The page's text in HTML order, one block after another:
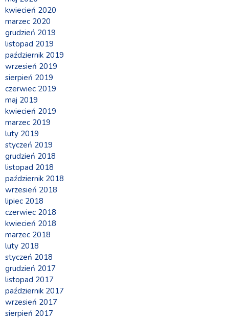
kwiecień 2020
marzec 2020
grudzień 2019
listopad 2019
październik 2019
wrzesień 2019
sierpień 2019
czerwiec 2019
maj 2019
kwiecień 2019
marzec 2019
luty 2019
styczeń 2019
grudzień 2018
listopad 2018
październik 2018
wrzesień 2018
lipiec 2018
czerwiec 2018
kwiecień 2018
marzec 2018
luty 2018
styczeń 2018
grudzień 2017
listopad 2017
październik 2017
wrzesień 2017
sierpień 2017